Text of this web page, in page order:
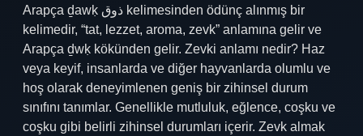
Arapça ḏawḳ ذوق kelimesinden ödünç alınmış bir
kelimedir, “tat, lezzet, aroma, zevk” anlamına gelir ve
Arapça ḏwḳ kökünden gelir. Zevki anlamı nedir? Haz
veya keyif, insanlarda ve diğer hayvanlarda olumlu ve
hoş olarak deneyimlenen geniş bir zihinsel durum
sınıfını tanımlar. Genellikle mutluluk, eğlence, coşku ve
coşku gibi belirli zihinsel durumları içerir. Zevk almak